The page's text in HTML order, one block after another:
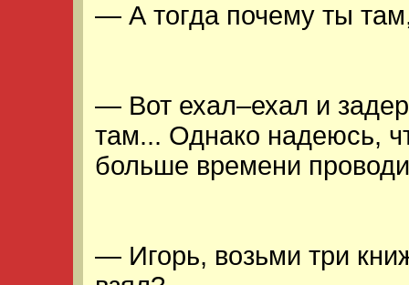
— А тогда почему ты
— Вот ехал–ехал и
там... Однако надеюсь,
больше времени
— Игорь, возьми три